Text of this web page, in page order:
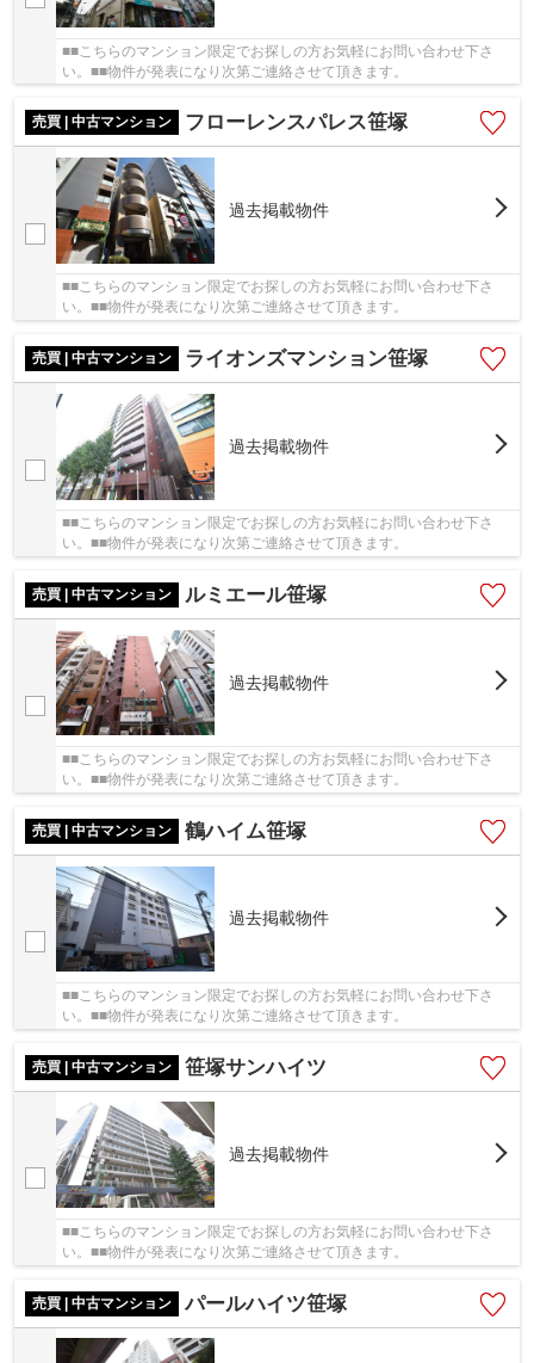
■■こちらのマンション限定でお探しの方お気軽にお問い合わせ下さ
い。■■物件が発表になり次第ご連絡させて頂きます。
売買 | 中古マンション フローレンスパレス笹塚
過去掲載物件
■■こちらのマンション限定でお探しの方お気軽にお問い合わせ下さ
い。■■物件が発表になり次第ご連絡させて頂きます。
売買 | 中古マンション ライオンズマンション笹塚
過去掲載物件
■■こちらのマンション限定でお探しの方お気軽にお問い合わせ下さ
い。■■物件が発表になり次第ご連絡させて頂きます。
売買 | 中古マンション ルミエール笹塚
過去掲載物件
■■こちらのマンション限定でお探しの方お気軽にお問い合わせ下さ
い。■■物件が発表になり次第ご連絡させて頂きます。
売買 | 中古マンション 鶴ハイム笹塚
過去掲載物件
■■こちらのマンション限定でお探しの方お気軽にお問い合わせ下さ
い。■■物件が発表になり次第ご連絡させて頂きます。
売買 | 中古マンション 笹塚サンハイツ
過去掲載物件
■■こちらのマンション限定でお探しの方お気軽にお問い合わせ下さ
い。■■物件が発表になり次第ご連絡させて頂きます。
売買 | 中古マンション パールハイツ笹塚